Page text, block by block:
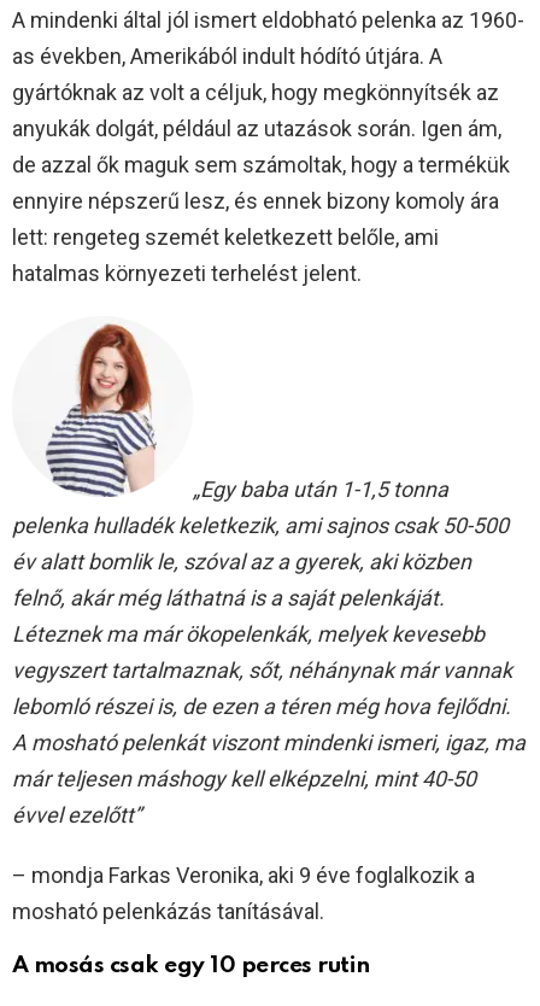
A mindenki által jól ismert eldobható pelenka az 1960-
as években, Amerikából indult hódító útjára. A
gyártóknak az volt a céljuk, hogy megkönnyítsék az
anyukák dolgát, például az utazások során. Igen ám,
de azzal ők maguk sem számoltak, hogy a termékük
ennyire népszerű lesz, és ennek bizony komoly ára
lett: rengeteg szemét keletkezett belőle, ami
hatalmas környezeti terhelést jelent.
„Egy baba után 1-1,5 tonna
pelenka hulladék keletkezik, ami sajnos csak 50-500
év alatt bomlik le, szóval az a gyerek, aki közben
felnő, akár még láthatná is a saját pelenkáját.
Léteznek ma már ökopelenkák, melyek kevesebb
vegyszert tartalmaznak, sőt, néhánynak már vannak
lebomló részei is, de ezen a téren még hova fejlődni.
A mosható pelenkát viszont mindenki ismeri, igaz, ma
már teljesen máshogy kell elképzelni, mint 40-50
évvel ezelőtt”
– mondja Farkas Veronika, aki 9 éve foglalkozik a
mosható pelenkázás tanításával.
A mosás csak egy 10 perces rutin